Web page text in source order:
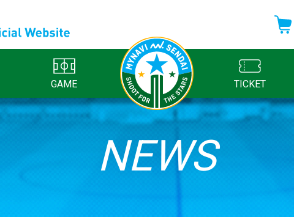
GAME TICKET
NEWS